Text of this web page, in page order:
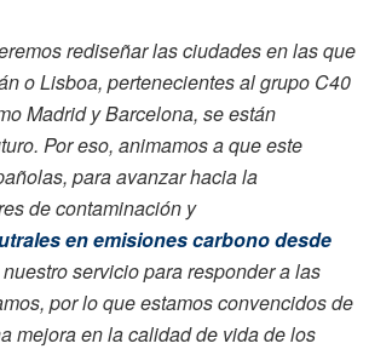
rediseñar las ciudades en las que
o Lisboa, pertenecientes al grupo C40
Madrid y Barcelona, se están
Por eso, animamos a que este
para avanzar hacia la
de contaminación y
en emisiones carbono desde
servicio para responder a las
por lo que estamos convencidos de
mejora en la calidad de vida de los